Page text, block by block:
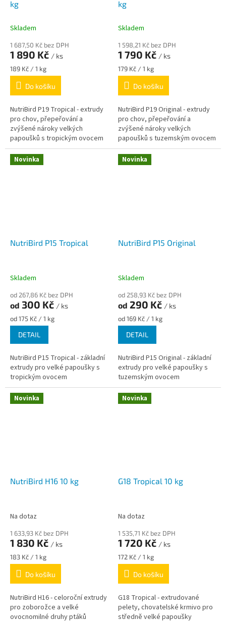
kg
Skladem
1 687,50 Kč bez DPH
1 890 Kč / ks
Měrná
cena:
189 Kč / 1 kg
Do košíku
NutriBird P19 Tropical - extrudy
pro chov, přepeřování a
zvýšené nároky velkých
papoušků s tropickým ovocem
kg
Skladem
1 598,21 Kč bez DPH
1 790 Kč / ks
Měrná
cena:
179 Kč / 1 kg
Do košíku
NutriBird P19 Original - extrudy
pro chov, přepeřování a
zvýšené nároky velkých
papoušků s tuzemským ovocem
Novinka
NutriBird P15 Tropical
Skladem
od 267,86 Kč bez DPH
od 300 Kč / ks
Měrná
cena:
od 175 Kč / 1 kg
DETAIL
NutriBird P15 Tropical - základní
extrudy pro velké papoušky s
tropickým ovocem
Novinka
NutriBird P15 Original
Skladem
od 258,93 Kč bez DPH
od 290 Kč / ks
Měrná
cena:
od 169 Kč / 1 kg
DETAIL
NutriBird P15 Original - základní
extrudy pro velké papoušky s
tuzemským ovocem
Novinka
NutriBird H16 10 kg
Na dotaz
1 633,93 Kč bez DPH
1 830 Kč / ks
Měrná
cena:
183 Kč / 1 kg
Do košíku
NutriBird H16 - celoroční extrudy
pro zoborožce a velké
ovocnomilné druhy ptáků
Novinka
G18 Tropical 10 kg
Na dotaz
1 535,71 Kč bez DPH
1 720 Kč / ks
Měrná
cena:
172 Kč / 1 kg
Do košíku
G18 Tropical - extrudované
pelety, chovatelské krmivo pro
středně velké papoušky